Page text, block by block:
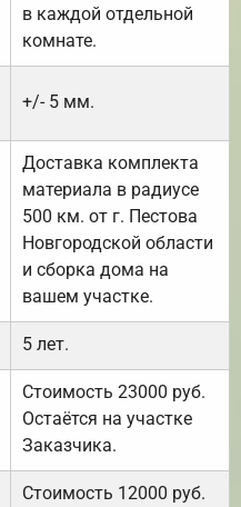
в каждой отдельной
комнате.
+/- 5 мм.
Доставка комплекта
материала в радиусе
500 км. от г. Пестова
Новгородской области
и сборка дома на
вашем участке.
5 лет.
Стоимость 23000 руб.
Остаётся на участке
Заказчика.
Стоимость 12000 руб.